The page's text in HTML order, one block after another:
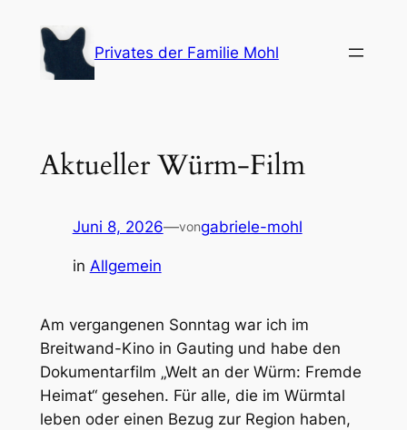
Inhalt
springen
Privates der Familie Mohl
Aktueller Würm-Film
Juni 8, 2026—vongabriele-mohl
in Allgemein
Am vergangenen Sonntag war ich im
Breitwand-Kino in Gauting und habe den
Dokumentarfilm „Welt an der Würm: Fremde
Heimat“gesehen. Für alle, die im Würmtal
leben oder einen Bezug zur Region haben,